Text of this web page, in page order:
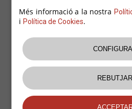
Palafrugell aposta per la
Una de les prioritats és la
En la línia de promoure l’ús de
de transport habitual,
planteja la millora de les
bicicleta al seu nucli urbà,
viària dels desplaçaments en
una mobilitat més sostenible.
Més informació a la nostra
iPolítica de Cookies.